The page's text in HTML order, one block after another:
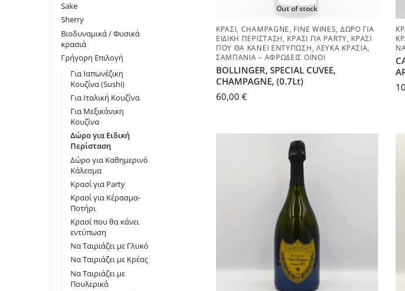
Out of stock
ΚΡΑΣΊ, CHAMPAGNE , FINE WINES, ΔΏΡΟ ΓΙΑ
ΕΙΔΙΚΉ ΠΕΡΊΣΤΑΣΗ , ΚΡΑΣΊ ΓΙΑ PARTY, ΚΡΑΣΊ
ΠΟΥ ΘΑ ΚΆΝΕΙ ΕΝΤΎΠΩΣΗ , ΛΕΥΚΆ ΚΡΑΣΙΆ,
ΣΑΜΠΆΝΙΑ – ΑΦΡΏΔΕΙΣ ΟΊΝΟΙ
BOLLINGER, SPECIAL CUVEE,
CHAMPAGNE, (0.7Lt)
60,00 €
Sake
Sherry
Βιοδυναμικά / Φυσικά
κρασιά
Γρήγορη Επιλογή
Για Iαπωνέζικη
Κουζίνα (Sushi)
Για Ιταλική Κουζίνα
Για Μεξικάνικη
Κουζίνα
Δώρο για Ειδική
Περίσταση
Δώρο για Καθημερινό
Κάλεσμα
Κρασί για Party
Κρασί για Κέρασμα-
Ποτήρι
Κρασί που θα κάνει
εντύπωση
Να Ταιριάζει με Γλυκό
Να Ταιριάζει με Κρέας
Να Ταιριάζει με
Πουλερικά